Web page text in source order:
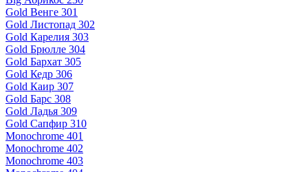
Gold Венге 301
Gold Листопад 302
Gold Карелия 303
Gold Брюлле 304
Gold Бархат 305
Gold Кедр 306
Gold Каир 307
Gold Барс 308
Gold Ладья 309
Gold Сапфир 310
Monochrome 401
Monochrome 402
Monochrome 403